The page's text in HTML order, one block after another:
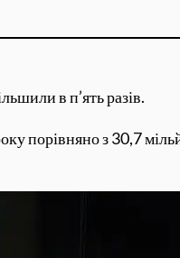
в п’ять разів.
порівняно з 30,7